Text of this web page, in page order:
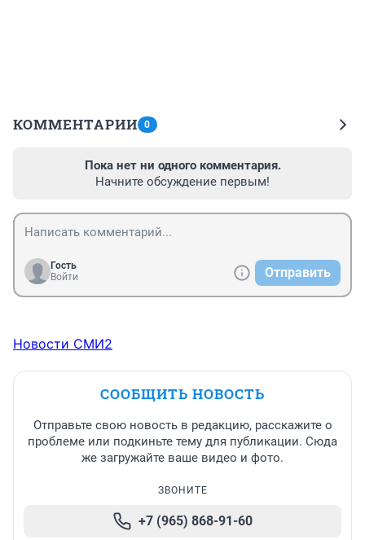
КОММЕНТАРИИ 0
Пока нет ни одного комментария.
Начните обсуждение первым!
Гость
Войти
Отправить
Новости СМИ2
СООБЩИТЬ НОВОСТЬ
Отправьте свою новость в редакцию, расскажите о
проблеме или подкиньте тему для публикации. Сюда
же загружайте ваше видео и фото.
ЗВОНИТЕ
+7 (965) 868-91-60